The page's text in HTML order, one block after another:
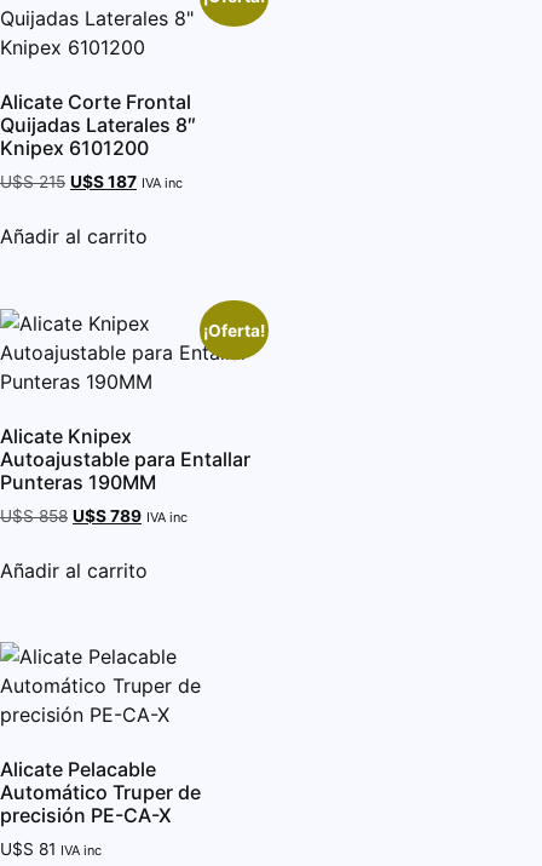
Alicate Corte Frontal
Quijadas Laterales 8″
Knipex 6101200
U$S215 U$S187 IVA inc
Añadir al carrito
¡Oferta!
Alicate Knipex
Autoajustable para Entallar
Punteras 190MM
U$S858 U$S789 IVA inc
Añadir al carrito
Alicate Pelacable
Automático Truper de
precisión PE-CA-X
U$S 81 IVA inc